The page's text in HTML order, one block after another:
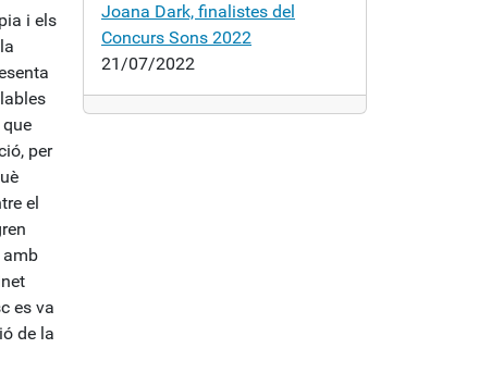
i els
per
el
amb
es va
de la
Joana Dark, finalistes del
Concurs Sons 2022
21/07/2022